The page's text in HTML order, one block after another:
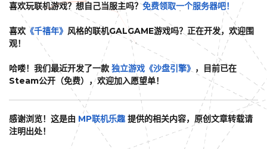
喜欢玩联机游戏？想自己当服主吗？免费领取一个服务器吧！
喜欢 《千禧年》 风格的联机GALGAME游戏吗？正在开发，欢迎围
观！
哈喽！我们最近开发了一款 独立游戏《沙盘引擎》 ，目前已在
Steam公开（免费），欢迎加入愿望单！
感谢浏览！这是由 MP联机乐趣 提供的相关内容，原创文章转载请
注明出处！